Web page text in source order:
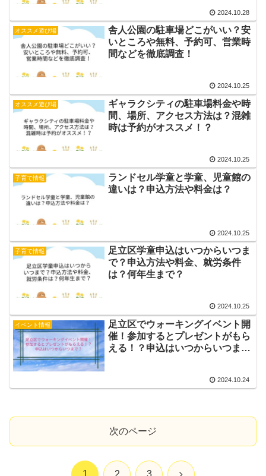
2024.10.28
オススメ遊び場
舎人公園の駐車場どこがいい？安
いところや無料、予約可、営業時
間などを徹底調査！
2024.10.25
オススメ遊び場
ギャラクシティの駐車場料金や時
間、場所、アクセス方法は？混雑
時は予約がオススメ！？
2024.10.25
子育て情報
ランドセル学童と学童、児童館の
違いは？申込方法や料金は？
2024.10.25
子育て情報
足立区学童申込はいつからいつま
で？申込方法や料金、就労条件
は？何年生まで？
2024.10.25
イベント情報
足立区でウォーキングイベント開
催！参加するとプレゼントがもら
える！？申込はいつからいつま
2024.10.24
次のページ
次